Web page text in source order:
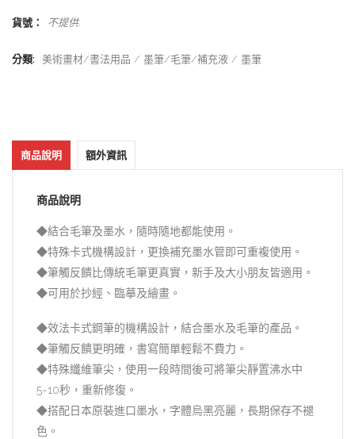
貨號： 不提供.
分類: 美術畫材/書法用品 墨筆/毛筆/補充液 墨筆
商品說明 額外資訊
商品說明
◆結合毛筆及墨水，隨時隨地都能使用。
◆特殊卡式機構設計，更換補充墨水管即可重複使用。
◆筆觸反饋比傳統毛筆更真實，新手及大小朋友皆適用。
◆可用於抄經、臨摹及繪畫。
◆效法卡式鋼筆的機構設計，結合墨水及毛筆的產品。
◆筆觸反饋更明確，書寫簡單輕鬆不費力。
◆特殊纖維筆尖，使用一段時間後可將筆尖靜置沸水中
5~10秒，重新修復。
◆搭配日本原裝進口墨水，字體烏黑亮麗，長期保存不褪
色。